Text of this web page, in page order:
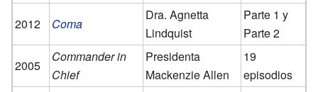
2012
Coma
Dra. Agnetta
Lindquist
Parte 1 y
Parte 2
2005
Commander in
Chief
Presidenta
Mackenzie Allen
19
episodios